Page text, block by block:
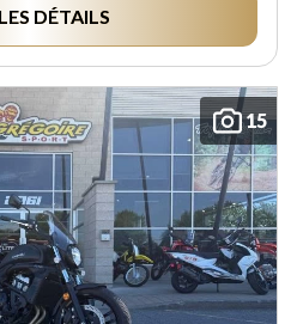
DÉTAILS
15